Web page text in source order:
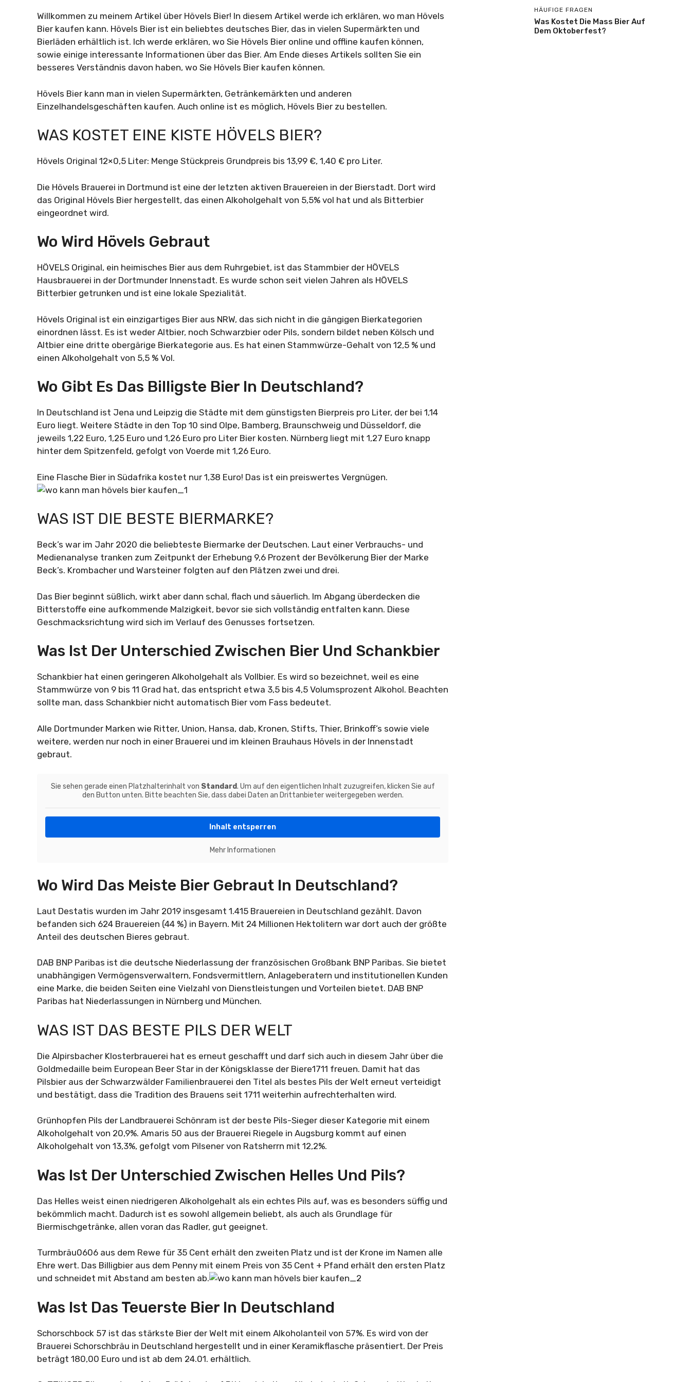
Willkommen zu meinem Artikel über Hövels Bier! In diesem Artikel werde ich erklären, wo man Hövels
Bier kaufen kann. Hövels Bier ist ein beliebtes deutsches Bier, das in vielen Supermärkten und
Bierläden erhältlich ist. Ich werde erklären, wo Sie Hövels Bier online und offline kaufen können,
sowie einige interessante Informationen über das Bier. Am Ende dieses Artikels sollten Sie ein
besseres Verständnis davon haben, wo Sie Hövels Bier kaufen können.
Hövels Bier kann man in vielen Supermärkten, Getränkemärkten und anderen
Einzelhandelsgeschäften kaufen. Auch online ist es möglich, Hövels Bier zu bestellen.
WAS KOSTET EINE KISTE HÖVELS BIER?
Hövels Original 12×0,5 Liter: Menge Stückpreis Grundpreis bis 13,99 €, 1,40 € pro Liter.
Die Hövels Brauerei in Dortmund ist eine der letzten aktiven Brauereien in der Bierstadt. Dort wird
das Original Hövels Bier hergestellt, das einen Alkoholgehalt von 5,5% vol hat und als Bitterbier
eingeordnet wird.
Wo Wird Hövels Gebraut
HÖVELS Original, ein heimisches Bier aus dem Ruhrgebiet, ist das Stammbier der HÖVELS
Hausbrauerei in der Dortmunder Innenstadt. Es wurde schon seit vielen Jahren als HÖVELS
Bitterbier getrunken und ist eine lokale Spezialität.
Hövels Original ist ein einzigartiges Bier aus NRW, das sich nicht in die gängigen Bierkategorien
einordnen lässt. Es ist weder Altbier, noch Schwarzbier oder Pils, sondern bildet neben Kölsch und
Altbier eine dritte obergärige Bierkategorie aus. Es hat einen Stammwürze-Gehalt von 12,5 % und
einen Alkoholgehalt von 5,5 % Vol.
Wo Gibt Es Das Billigste Bier In Deutschland?
In Deutschland ist Jena und Leipzig die Städte mit dem günstigsten Bierpreis pro Liter, der bei 1,14
Euro liegt. Weitere Städte in den Top 10 sind Olpe, Bamberg, Braunschweig und Düsseldorf, die
jeweils 1,22 Euro, 1,25 Euro und 1,26 Euro pro Liter Bier kosten. Nürnberg liegt mit 1,27 Euro knapp
hinter dem Spitzenfeld, gefolgt von Voerde mit 1,26 Euro.
Eine Flasche Bier in Südafrika kostet nur 1,38 Euro! Das ist ein preiswertes Vergnügen.
WAS IST DIE BESTE BIERMARKE?
Beck’s war im Jahr 2020 die beliebteste Biermarke der Deutschen. Laut einer Verbrauchs- und
Medienanalyse tranken zum Zeitpunkt der Erhebung 9,6 Prozent der Bevölkerung Bier der Marke
Beck’s. Krombacher und Warsteiner folgten auf den Plätzen zwei und drei.
Das Bier beginnt süßlich, wirkt aber dann schal, flach und säuerlich. Im Abgang überdecken die
Bitterstoffe eine aufkommende Malzigkeit, bevor sie sich vollständig entfalten kann. Diese
Geschmacksrichtung wird sich im Verlauf des Genusses fortsetzen.
Was Ist Der Unterschied Zwischen Bier Und Schankbier
Schankbier hat einen geringeren Alkoholgehalt als Vollbier. Es wird so bezeichnet, weil es eine
Stammwürze von 9 bis 11 Grad hat, das entspricht etwa 3,5 bis 4,5 Volumsprozent Alkohol. Beachten
sollte man, dass Schankbier nicht automatisch Bier vom Fass bedeutet.
Alle Dortmunder Marken wie Ritter, Union, Hansa, dab, Kronen, Stifts, Thier, Brinkoff’s sowie viele
weitere, werden nur noch in einer Brauerei und im kleinen Brauhaus Hövels in der Innenstadt
gebraut.
Sie sehen gerade einen Platzhalterinhalt von Standard. Um auf den eigentlichen Inhalt zuzugreifen, klicken Sie auf
den Button unten. Bitte beachten Sie, dass dabei Daten an Drittanbieter weitergegeben werden.
Inhalt entsperren
Mehr Informationen
Wo Wird Das Meiste Bier Gebraut In Deutschland?
Laut Destatis wurden im Jahr 2019 insgesamt 1.415 Brauereien in Deutschland gezählt. Davon
befanden sich 624 Brauereien (44 %) in Bayern. Mit 24 Millionen Hektolitern war dort auch der größte
Anteil des deutschen Bieres gebraut.
DAB BNP Paribas ist die deutsche Niederlassung der französischen Großbank BNP Paribas. Sie bietet
unabhängigen Vermögensverwaltern, Fondsvermittlern, Anlageberatern und institutionellen Kunden
eine Marke, die beiden Seiten eine Vielzahl von Dienstleistungen und Vorteilen bietet. DAB BNP
Paribas hat Niederlassungen in Nürnberg und München.
WAS IST DAS BESTE PILS DER WELT
Die Alpirsbacher Klosterbrauerei hat es erneut geschafft und darf sich auch in diesem Jahr über die
Goldmedaille beim European Beer Star in der Königsklasse der Biere1711 freuen. Damit hat das
Pilsbier aus der Schwarzwälder Familienbrauerei den Titel als bestes Pils der Welt erneut verteidigt
und bestätigt, dass die Tradition des Brauens seit 1711 weiterhin aufrechterhalten wird.
Grünhopfen Pils der Landbrauerei Schönram ist der beste Pils-Sieger dieser Kategorie mit einem
Alkoholgehalt von 20,9%. Amaris 50 aus der Brauerei Riegele in Augsburg kommt auf einen
Alkoholgehalt von 13,3%, gefolgt vom Pilsener von Ratsherrn mit 12,2%.
Was Ist Der Unterschied Zwischen Helles Und Pils?
Das Helles weist einen niedrigeren Alkoholgehalt als ein echtes Pils auf, was es besonders süffig und
bekömmlich macht. Dadurch ist es sowohl allgemein beliebt, als auch als Grundlage für
Biermischgetränke, allen voran das Radler, gut geeignet.
Turmbräu0606 aus dem Rewe für 35 Cent erhält den zweiten Platz und ist der Krone im Namen alle
Ehre wert. Das Billigbier aus dem Penny mit einem Preis von 35 Cent + Pfand erhält den ersten Platz
und schneidet mit Abstand am besten ab.
Was Ist Das Teuerste Bier In Deutschland
Schorschbock 57 ist das stärkste Bier der Welt mit einem Alkoholanteil von 57%. Es wird von der
Brauerei Schorschbräu in Deutschland hergestellt und in einer Keramikflasche präsentiert. Der Preis
beträgt 180,00 Euro und ist ab dem 24.01. erhältlich.
HÄUFIGE FRAGEN
Was Kostet Die Mass Bier Auf
Dem Oktoberfest?